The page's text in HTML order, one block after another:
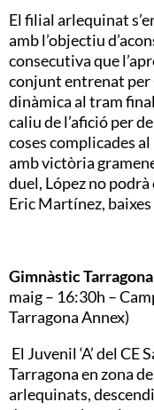
El filial arlequinat
amb l’objectiu
consecutiva que
conjunt entrenat per
dinàmica al tram
caliu de l’afició per
coses complicades
amb victòria
duel, López no
Eric Martínez,
Gimnàstic Tarragona
maig – 16:30h –
Tarragona Annex)
El Juvenil ‘A’ del
Tarragona en zona
arlequinats,